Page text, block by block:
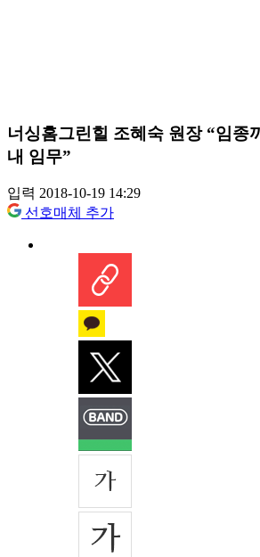
너싱홈그린힐 조혜숙 원장 “임종
내 임무”
입력 2018-10-19 14:29
선호매체 추가